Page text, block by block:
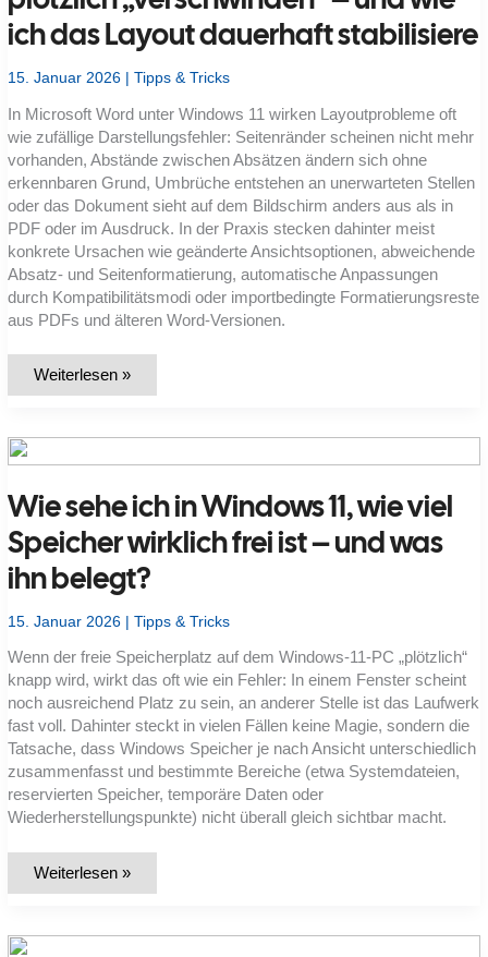
ich das Layout dauerhaft stabilisiere
15. Januar 2026 |Tipps & Tricks
In Microsoft Word unter Windows 11 wirken Layoutprobleme oft
wie zufällige Darstellungsfehler: Seitenränder scheinen nicht mehr
vorhanden, Abstände zwischen Absätzen ändern sich ohne
erkennbaren Grund, Umbrüche entstehen an unerwarteten Stellen
oder das Dokument sieht auf dem Bildschirm anders aus als in
PDF oder im Ausdruck. In der Praxis stecken dahinter meist
konkrete Ursachen wie geänderte Ansichtsoptionen, abweichende
Absatz- und Seitenformatierung, automatische Anpassungen
durch Kompatibilitätsmodi oder importbedingte Formatierungsreste
aus PDFs und älteren Word-Versionen.
Word
Warum
und
plötzlich
„verschwinden“
und
wie
ich
das
dauerhaft
Weiterlesen »
Wie sehe ich in Windows 11, wie viel
Speicher wirklich frei ist – und was
ihn belegt?
15. Januar 2026 |Tipps & Tricks
Wenn der freie Speicherplatz auf dem Windows-11-PC „plötzlich“
knapp wird, wirkt das oft wie ein Fehler: In einem Fenster scheint
noch ausreichend Platz zu sein, an anderer Stelle ist das Laufwerk
fast voll. Dahinter steckt in vielen Fällen keine Magie, sondern die
Tatsache, dass Windows Speicher je nach Ansicht unterschiedlich
zusammenfasst und bestimmte Bereiche (etwa Systemdateien,
reservierten Speicher, temporäre Daten oder
Wiederherstellungspunkte) nicht überall gleich sichtbar macht.
Wie
Windows
Weiterlesen »